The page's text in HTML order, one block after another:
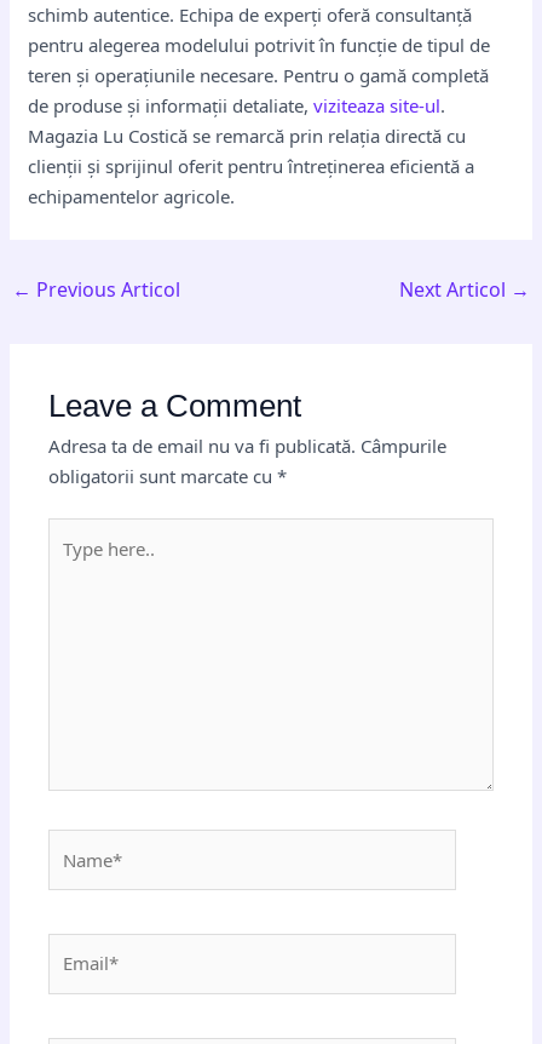
schimb autentice. Echipa de experți oferă consultanță
pentru alegerea modelului potrivit în funcție de tipul de
teren și operațiunile necesare. Pentru o gamă completă
de produse și informații detaliate,viziteaza site-ul.
Magazia Lu Costică se remarcă prin relația directă cu
clienții și sprijinul oferit pentru întreținerea eficientă a
echipamentelor agricole.
← Previous Articol Next Articol →
Leave a Comment
Adresa ta de email nu va fi publicată. Câmpurile
obligatorii sunt marcate cu*
here..